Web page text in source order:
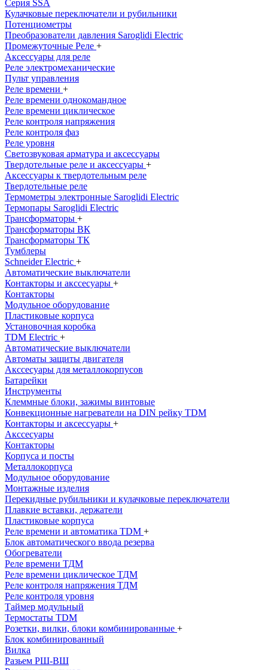
Серия SSA
Кулачковые переключатели и рубильники
Потенциометры
Преобразователи давления Saroglidi Electric
Промежуточные Реле +
Аксессуары для реле
Реле электромеханические
Пульт управления
Реле времени +
Реле времени однокомандное
Реле времени циклическое
Реле контроля напряжения
Реле контроля фаз
Реле уровня
Светозвуковая арматура и аксессуары
Твердотельные реле и аксессуары +
Аксессуары к твердотельным реле
Твердотельные реле
Термометры электронные Saroglidi Electric
Термопары Saroglidi Electric
Трансформаторы +
Трансформаторы ВК
Трансформаторы ТК
Тумблеры
Schneider Electric +
Автоматические выключатели
Контакторы и акссесуары +
Контакторы
Модульное оборудование
Пластиковые корпуса
Установочная коробка
TDM Electric +
Автоматические выключатели
Автоматы защиты двигателя
Акссесуары для металлокорпусов
Батарейки
Инструменты
Клеммные блоки, зажимы винтовые
Конвекционные нагреватели на DIN рейку TDM
Контакторы и аксессуары +
Акссесуары
Контакторы
Корпуса и посты
Металлокорпуса
Модульное оборудование
Монтажные изделия
Перекидные рубильники и кулачковые переключатели
Плавкие вставки, держатели
Пластиковые корпуса
Реле времени и автоматика TDM +
Блок автоматического ввода резерва
Обогреватели
Реле времени ТДМ
Реле времени циклическое ТДМ
Реле контроля напряжения ТДМ
Реле контроля уровня
Таймер модульный
Термостаты TDM
Розетки, вилки, блоки комбинированные +
Блок комбинированный
Вилка
Разьем РШ-ВШ